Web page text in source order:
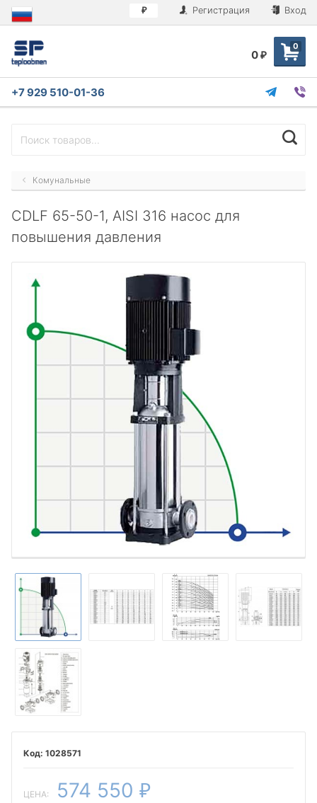
₽ Регистрация Вход
0
0 ₽
+7 929 510-01-36
Комунальные
CDLF 65-50-1, AISI 316 насос для
повышения давления
1028571
ЦЕНА: 574 550 ₽